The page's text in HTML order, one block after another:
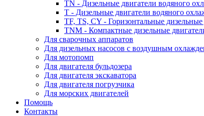
TN - Дизельные двигатели водяного
T - Дизельные двигатели водяного
TF, TS, CY - Горизонтальные
TNM - Компактные дизельные
Для сварочных аппаратов
Для дизельных насосов с воздушным
Для мотопомп
Для двигателя бульдозера
Для двигателя экскаватора
Для двигателя погрузчика
Для морских двигателей
Помощь
Контакты